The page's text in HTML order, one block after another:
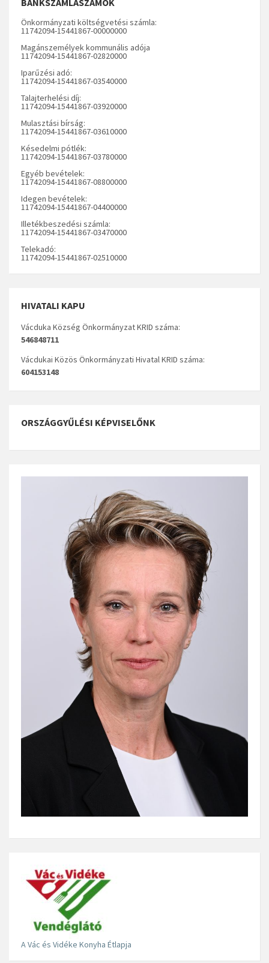
Önkormányzati költségvetési számla:
11742094-15441867-00000000
Magánszemélyek kommunális adója
11742094-15441867-02820000
Iparűzési adó:
11742094-15441867-03540000
Talajterhelési díj:
11742094-15441867-03920000
Mulasztási bírság:
11742094-15441867-03610000
Késedelmi pótlék:
11742094-15441867-03780000
Egyéb bevételek:
11742094-15441867-08800000
Idegen bevételek:
11742094-15441867-04400000
Illetékbeszedési számla:
11742094-15441867-03470000
Telekadó:
11742094-15441867-02510000
HIVATALI KAPU
Vácduka Község Önkormányzat KRID száma:
546848711
Vácdukai Közös Önkormányzati Hivatal KRID száma:
604153148
ORSZÁGGYŰLÉSI KÉPVISELŐNK
A Vác és Vidéke Konyha Étlapja